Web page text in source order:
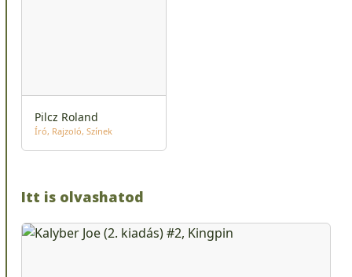
Pilcz Roland
Író Rajzoló Színek
Itt is olvashatod